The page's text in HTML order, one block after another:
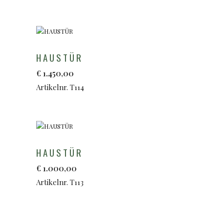
HAUSTÜR
€ 1.450,00
Artikelnr. T114
HAUSTÜR
€ 1.000,00
Artikelnr. T113